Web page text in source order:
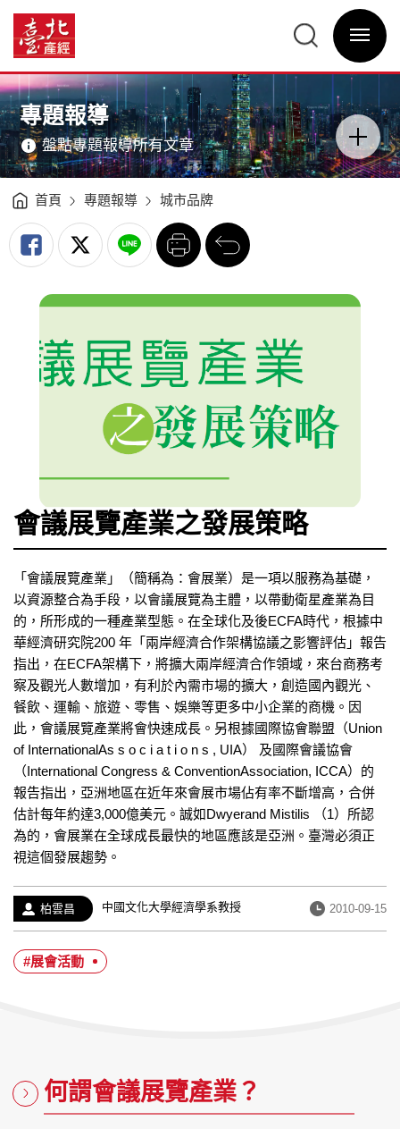
展
策
略
臺
北
產
經
資
訊
網
臺
經
訊
網
網
站
主
單
選
單
關
主
意
境
專題報導
盤點專題報導所有文章
分
類
開
關
首頁 專題報導 城市品牌
列
印
回
前
一
頁
會議展覽產業之發展策略
「會議展覽產業」（簡稱為：會展業）是一項以服務為基礎，
以資源整合為手段，以會議展覽為主體，以帶動衛星產業為目
的，所形成的一種產業型態。在全球化及後ECFA時代，根據中
華經濟研究院200 年「兩岸經濟合作架構協議之影響評估」報告
指出，在ECFA架構下，將擴大兩岸經濟合作領域，來台商務考
察及觀光人數增加，有利於內需市場的擴大，創造國內觀光、
餐飲、運輸、旅遊、零售、娛樂等更多中小企業的商機。因
此，會議展覽產業將會快速成長。另根據國際協會聯盟（Union
of InternationalAs s o c i a t i o n s , UIA） 及國際會議協會
（International Congress & ConventionAssociation, ICCA）的
報告指出，亞洲地區在近年來會展市場佔有率不斷增高，合併
估計每年約達3,000億美元。誠如Dwyerand Mistilis （1）所認
為的，會展業在全球成長最快的地區應該是亞洲。臺灣必須正
視這個發展趨勢。
作
者：
柏雲昌
經
歷：
中國文化大學經濟學系教授
發
布
2010-09-15
#展會活動
何謂會議展覽產業？